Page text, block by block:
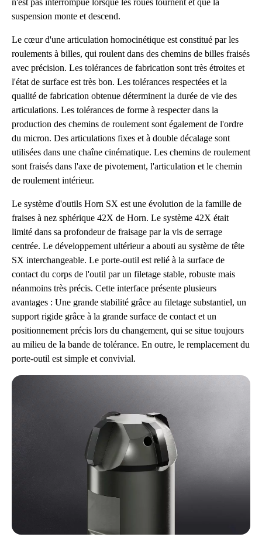
n'est pas interrompue lorsque les roues tournent et que la
suspension monte et descend.
Le cœur d'une articulation homocinétique est constitué par les
roulements à billes, qui roulent dans des chemins de billes fraisés
avec précision. Les tolérances de fabrication sont très étroites et
l'état de surface est très bon. Les tolérances respectées et la
qualité de fabrication obtenue déterminent la durée de vie des
articulations. Les tolérances de forme à respecter dans la
production des chemins de roulement sont également de l'ordre
du micron. Des articulations fixes et à double décalage sont
utilisées dans une chaîne cinématique. Les chemins de roulement
sont fraisés dans l'axe de pivotement, l'articulation et le chemin
de roulement intérieur.
Le système d'outils Horn SX est une évolution de la famille de
fraises à nez sphérique 42X de Horn. Le système 42X était
limité dans sa profondeur de fraisage par la vis de serrage
centrée. Le développement ultérieur a abouti au système de tête
SX interchangeable. Le porte-outil est relié à la surface de
contact du corps de l'outil par un filetage stable, robuste mais
néanmoins très précis. Cette interface présente plusieurs
avantages : Une grande stabilité grâce au filetage substantiel, un
support rigide grâce à la grande surface de contact et un
positionnement précis lors du changement, qui se situe toujours
au milieu de la bande de tolérance. En outre, le remplacement du
porte-outil est simple et convivial.